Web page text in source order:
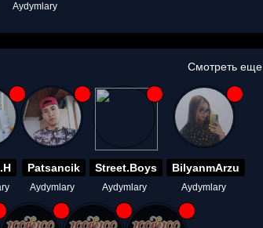
Aydymlary
Смотреть еще
Patsancik
Aydymlary
Street.Boys
Aydymlary
BilyanmArzu
Aydymlary